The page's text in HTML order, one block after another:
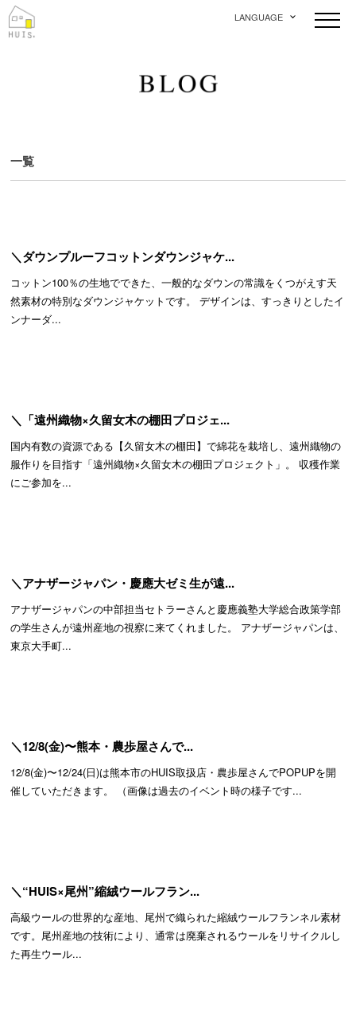
LANGUAGE
一覧
＼ダウンプルーフコットンダウンジャケ...
コットン100％の生地でできた、一般的なダウンの常識をくつがえす天
然素材の特別なダウンジャケットです。 デザインは、すっきりとしたイ
ンナーダ...
＼「遠州織物×久留女木の棚田プロジェ...
国内有数の資源である【久留女木の棚田】で綿花を栽培し、遠州織物の
服作りを目指す「遠州織物×久留女木の棚田プロジェクト」。 収穫作業
にご参加を...
＼アナザージャパン・慶應大ゼミ生が遠...
アナザージャパンの中部担当セトラーさんと慶應義塾大学総合政策学部
の学生さんが遠州産地の視察に来てくれました。 アナザージャパンは、
東京大手町...
＼12/8(金)〜熊本・農歩屋さんで...
12/8(金)〜12/24(日)は熊本市のHUIS取扱店・農歩屋さんでPOPUPを開
催していただきます。 （画像は過去のイベント時の様子です...
＼“HUIS×尾州”縮絨ウールフラン...
高級ウールの世界的な産地、尾州で織られた縮絨ウールフランネル素材
です。尾州産地の技術により、通常は廃棄されるウールをリサイクルし
た再生ウール...